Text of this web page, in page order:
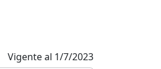
Vigente al 1/7/2023